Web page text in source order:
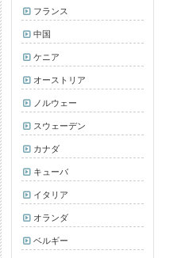
フランス
中国
ケニア
オーストリア
ノルウェー
スウェーデン
カナダ
キューバ
イタリア
オランダ
ベルギー